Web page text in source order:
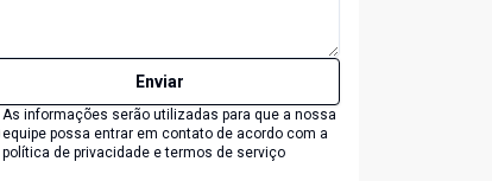
Enviar
As informações serão utilizadas para que a nossa
equipe possa entrar em contato de acordo com a
política de privacidade e termos de serviço